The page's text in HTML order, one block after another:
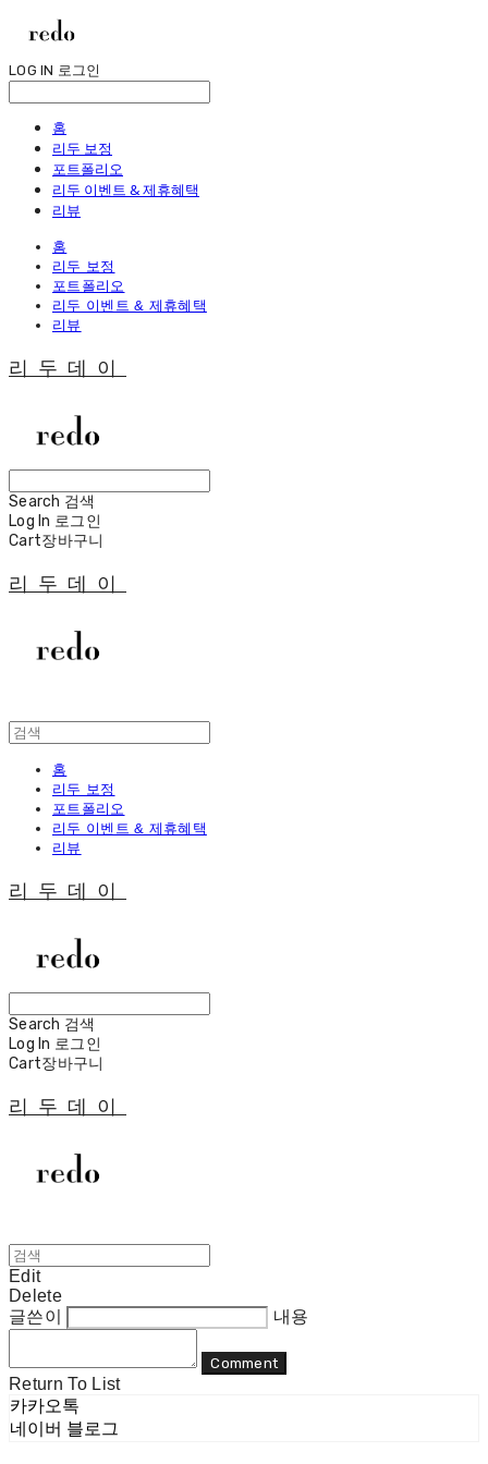
LOG IN 로그인
홈
리두 보정
포트폴리오
리두 이벤트 & 제휴혜택
리뷰
홈
리두 보정
포트폴리오
리두 이벤트 & 제휴혜택
리뷰
리두데이
Search 검색
Log In 로그인
Cart장바구니
리두데이
홈
리두 보정
포트폴리오
리두 이벤트 & 제휴혜택
리뷰
리두데이
Search 검색
Log In 로그인
Cart장바구니
리두데이
Edit
Delete
글쓴이
내용
Comment
Return To List
카카오톡
네이버 블로그